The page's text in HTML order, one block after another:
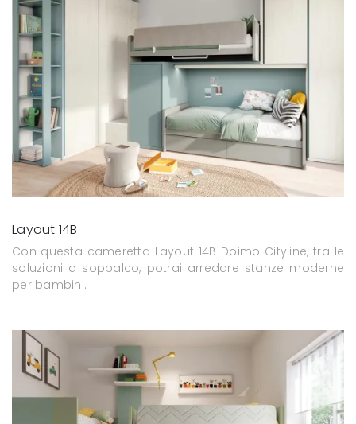
Layout 14B
Con questa cameretta Layout 14B Doimo Cityline, tra le
soluzioni a soppalco, potrai arredare stanze moderne
per bambini.